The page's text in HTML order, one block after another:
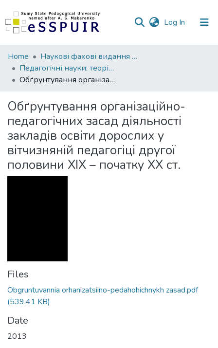
Log In (current)
Communities
&
Collections
Statistics
Home
Наукові фахові видання СумДПУ
Педагогічні науки: теорія, історія, інноваційні технології
Обґрунтування організаційно-педагогічних засад діяльності закладів освіти дорослих у вітчизняній педагогіці другої половини ХІХ – початку ХХ ст.
Обґрунтування організаційно-
педагогічних засад діяльності
закладів освіти дорослих у
вітчизняній педагогіці другої
половини ХІХ – початку ХХ ст.
Files
Obgruntuvannia orhanizatsiino-pedahohichnykh zasad.pdf
(539.41 KB)
Date
2013